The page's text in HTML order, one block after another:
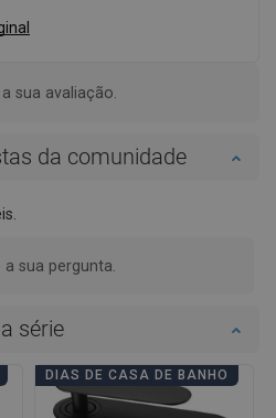
sua avaliação.
da comunidade
a sua pergunta.
série
DIAS DE CASA DE BANHO